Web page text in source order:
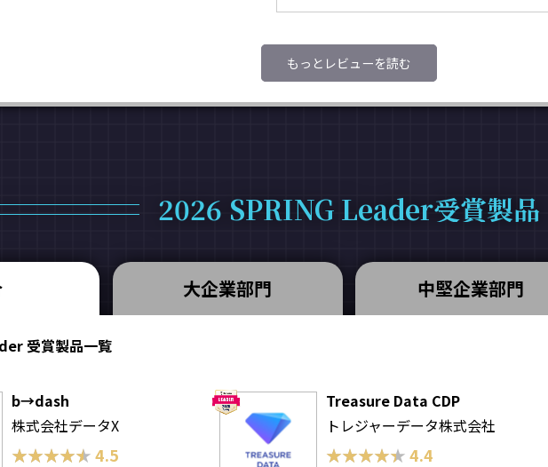
もっとレビューを読む
2026 SPRING Leader受賞製品
大企業部門 中堅企業部門
受賞製品一覧
b→dash
株式会社データX
★★★★★
★★★★★4.5
Treasure Data CDP
トレジャーデータ株式会社
★★★★★
★★★★★4.4